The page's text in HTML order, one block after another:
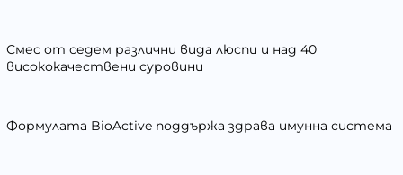
Смес от седем различни вида люспи и над 40
висококачествени суровини
Формулата BioActive поддържа здрава имунна система